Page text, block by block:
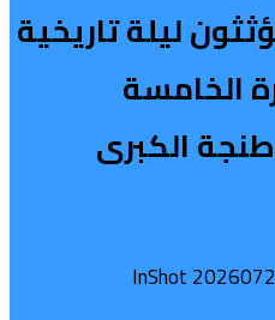
ليلة تاريخية
الخامسة
الكبرى